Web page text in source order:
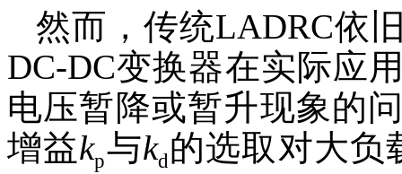
然而，传统LADRC依
DC-DC变换器在实际应
电压暂降或暂升现象的
增益kp与kd的选取对大负